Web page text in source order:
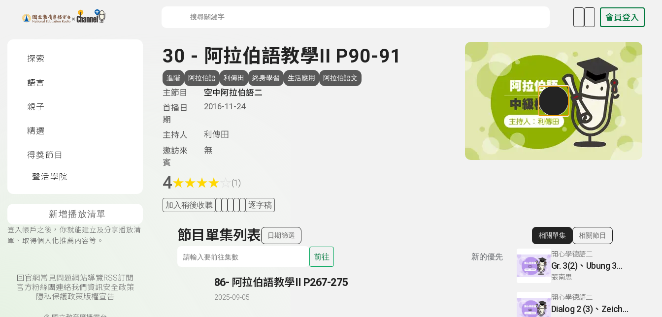
上方功能區塊 會員登入
探索
語言
親子
精選
得獎節目
聲活學院
新增播放清單
登入帳戶之後，你就能建立及分享播放清
單、取得個人化推薦內容等。
回官網常見問題網站導覽RSS訂閱
官方粉絲團連絡我們 資訊安全政策
隱私保護政策版權宣告
30 - 阿拉伯語教學II P90-91
進階 阿拉伯語 利傳田 終身學習 生活應用 阿拉伯語文
主節目
空中阿拉伯語二
首播日
期
2016-11-24
主持人
利傳田
邀訪來
賓
無
4★★★★ (1)
加入稍後收聽 逐字稿
節目單集列表 日期篩選
前往 新的優先
86- 阿拉伯語教學II P267-275
2025-09-05
顯示相關單集
相關單集 相關節目
開心學德語二
Gr. 3(2)、Ubung 3、Gr. 2(1)
張南思
開心學德語二
Dialog 2 (3)、Zeichnen: einen Mann、Lesetext 1(1)